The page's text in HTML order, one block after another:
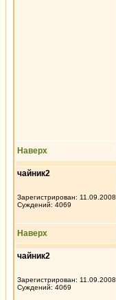
Наверх
чайник2
Зарегистрирован: 11.09.2008
Суждений: 4069
Наверх
чайник2
Зарегистрирован: 11.09.2008
Суждений: 4069